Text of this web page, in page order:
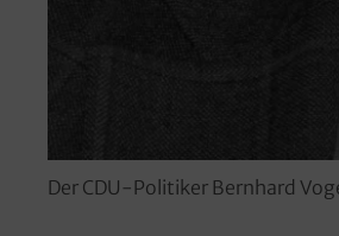
Der CDU-Politiker Bernhard